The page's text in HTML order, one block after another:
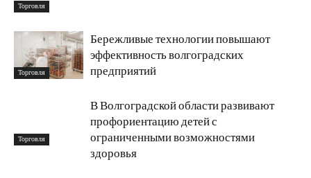
Торговля
Торговля
Бережливые технологии повышают
эффективность волгоградских
предприятий
Торговля
В Волгоградской области развивают
профориентацию детей с
ограниченными возможностями
здоровья